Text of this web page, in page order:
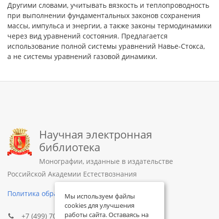
Другими словами, учитывать вязкость и теплопроводность
при выполнении фундаментальных законов сохранения
массы, импульса и энергии, а также законы термодинамики
через вид уравнений состояния. Предлагается
использование полной системы уравнений Навье-Стокса,
а не системы уравнений газовой динамики.
Научная электронная
библиотека
Монографии, изданные в издательстве
Российской Академии Естествознания
Политика обработки персональных данных
+7 (499) 705-72-30
Мы используем файлы
cookies для улучшения
работы сайта. Оставаясь на